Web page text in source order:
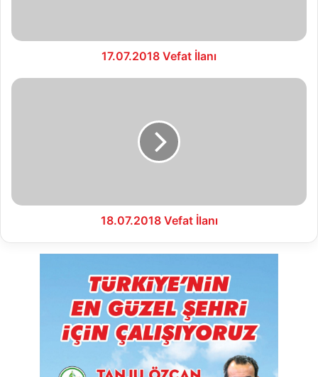
17.07.2018 Vefat İlanı
18.07.2018
18.07.2018 Vefat İlanı